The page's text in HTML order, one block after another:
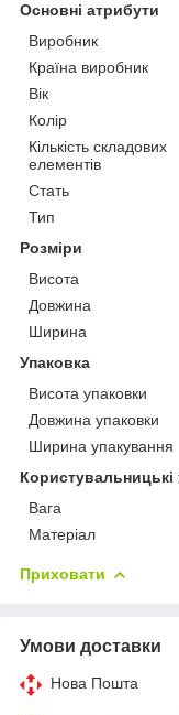
Основні атрибути
Виробник
Країна виробник
Вік
Колір
Кількість складових
елементів
Стать
Тип
Розміри
Висота
Довжина
Ширина
Упаковка
Висота упаковки
Довжина упаковки
Ширина упакування
Користувальницькі
Вага
Матеріал
Приховати
Умови доставки
Нова Пошта